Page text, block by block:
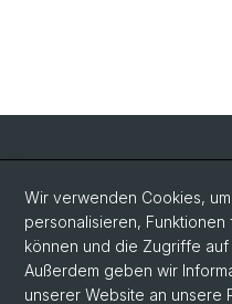
Social Media
LinkedIn
Wir verwenden Cookies,
personalisieren,
können und die Zugriffe
Außerdem geben wir
unserer Website an unsere